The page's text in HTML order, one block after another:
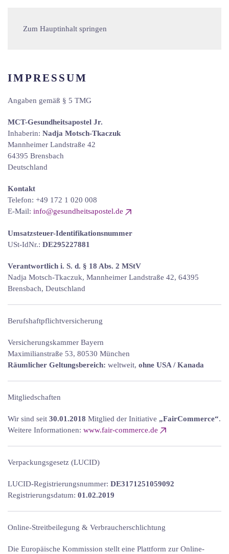
Zum Hauptinhalt springen
IMPRESSUM
Angaben gemäß § 5 TMG
MCT-Gesundheitsapostel Jr.
Inhaberin: Nadja Motsch-Tkaczuk
Mannheimer Landstraße 42
64395 Brensbach
Deutschland
Kontakt
Telefon: +49 172 1 020 008
E-Mail: info@gesundheitsapostel.de
Umsatzsteuer-Identifikationsnummer
USt-IdNr.: DE295227881
Verantwortlich i. S. d. § 18 Abs. 2 MStV
Nadja Motsch-Tkaczuk, Mannheimer Landstraße 42, 64395
Brensbach, Deutschland
Berufshaftpflichtversicherung
Versicherungskammer Bayern
Maximilianstraße 53, 80530 München
Räumlicher Geltungsbereich: weltweit, ohne USA / Kanada
Mitgliedschaften
Wir sind seit 30.01.2018 Mitglied der Initiative „FairCommerce“.
Weitere Informationen: www.fair-commerce.de
Verpackungsgesetz (LUCID)
LUCID-Registrierungsnummer: DE3171251059092
Registrierungsdatum: 01.02.2019
Online-Streitbeilegung & Verbraucherschlichtung
Die Europäische Kommission stellt eine Plattform zur Online-